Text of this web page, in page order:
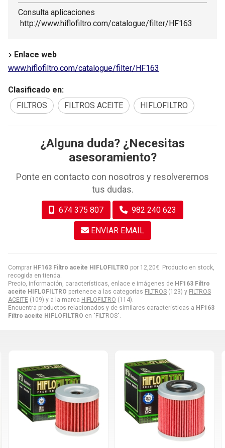
Comprar HF163 Filtro aceite HIFLOFILTRO por 12,20€ . Producto en stock,
recogida en tienda.
Precio, información, características, enlace e imágenes de HF163 Filtro
aceite HIFLOFILTRO pertenece a las categorías FILTROS (123) y FILTROS
ACEITE (109) y a la marca HIFLOFILTRO (114).
Encuentra productos relacionados y de similares características a HF163
Filtro aceite HIFLOFILTRO en "FILTROS".
Consulta aplicaciones
http://www.hiflofiltro.com/catalogue/filter/HF163
Enlace web
www.hiflofiltro.com/catalogue/filter/HF163
Clasificado en:
FILTROS
FILTROS ACEITE HIFLOFILTRO
¿Alguna duda? ¿Necesitas
asesoramiento?
Ponte en contacto con nosotros y resolveremos
tus dudas.
674 375 807 982 240 623
ENVIAR EMAIL